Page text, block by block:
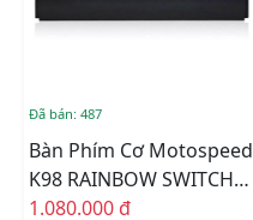
Đã bán: 487
Bàn Phím Cơ Motospeed
K98 RAINBOW SWITCH
QUANG HỌC
1.080.000 đ